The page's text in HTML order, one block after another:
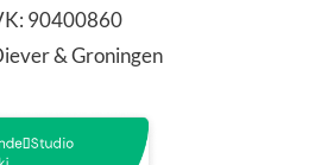
90400860
& Groningen